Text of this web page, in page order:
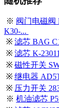
※ 阀门电磁阀
K30-...
※ 滤芯 BAG
※ 滤芯 K-
※ 磁性开关
※ 继电器
※ 压力开关
※ 机油滤芯